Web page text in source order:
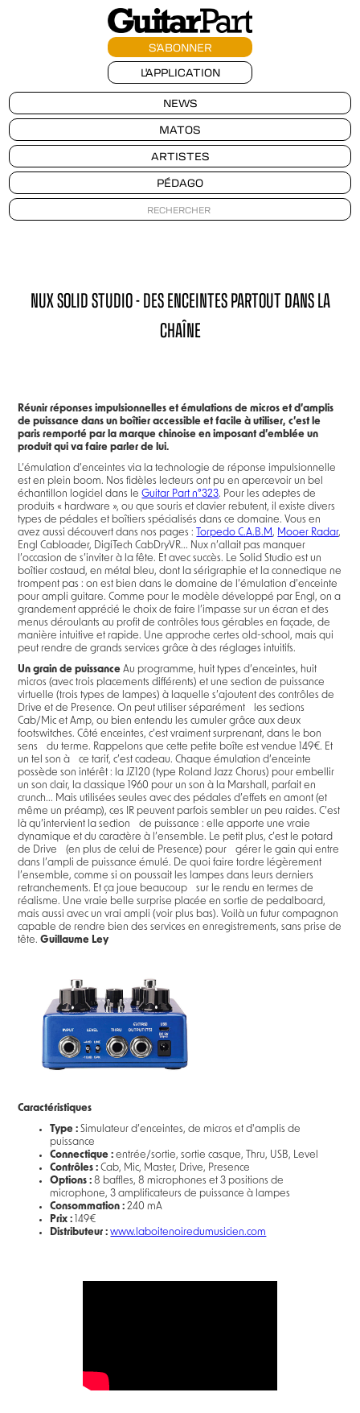
S'ABONNER
L'APPLICATION
NEWS
MATOS
ARTISTES
PÉDAGO
NUX SOLID STUDIO - DES ENCEINTES PARTOUT DANS LA
CHAÎNE
Réunir réponses impulsionnelles et émulations de micros et d’amplis
de puissance dans un boîtier accessible et facile à utiliser, c’est le
paris remporté par la marque chinoise en imposant d’emblée un
produit qui va faire parler de lui.
L’émulation d’enceintes via la technologie de réponse impulsionnelle
est en plein boom. Nos fidèles lecteurs ont pu en apercevoir un bel
échantillon logiciel dans leGuitar Part n°323. Pour les adeptes de
produits « hardware », ou que souris et clavier rebutent, il existe divers
types de pédales et boîtiers spécialisés dans ce domaine. Vous en
avez aussi découvert dans nos pages :
Torpedo C.A.B.M, Mooer Radar,
Engl Cabloader, DigiTech CabDryVR... Nux n’allait pas manquer
l’occasion de s’inviter à la fête. Et avec succès. Le Solid Studio est un
boîtier costaud, en métal bleu, dont la sérigraphie et la connectique ne
trompent pas : on est bien dans le domaine de l’émulation d’enceinte
pour ampli guitare. Comme pour le modèle développé par Engl, on a
grandement apprécié le choix de faire l’impasse sur un écran et des
menus déroulants au profit de contrôles tous gérables en façade, de
manière intuitive et rapide. Une approche certes old-school, mais qui
peut rendre de grands services grâce à des réglages intuitifs.
Un grain de puissance Au programme, huit types d’enceintes, huit
micros (avec trois placements différents) et une section de puissance
virtuelle (trois types de lampes) à laquelle s’ajoutent des contrôles de
Drive et de Presence. On peut utiliser séparément les sections
Cab/Mic et Amp, ou bien entendu les cumuler grâce aux deux
footswitches. Côté enceintes, c’est vraiment surprenant, dans le bon
sens du terme. Rappelons que cette petite boîte est vendue 149€. Et
un tel son à ce tarif, c’est cadeau. Chaque émulation d’enceinte
possède son intérêt : la JZ120 (type Roland Jazz Chorus) pour embellir
un son clair, la classique 1960 pour un son à la Marshall, parfait en
crunch... Mais utilisées seules avec des pédales d’effets en amont (et
même un préamp), ces IR peuvent parfois sembler un peu raides. C’est
là qu’intervient la section de puissance : elle apporte une vraie
dynamique et du caractère à l’ensemble. Le petit plus, c’est le potard
de Drive (en plus de celui de Presence) pour gérer le gain qui entre
dans l’ampli de puissance émulé. De quoi faire tordre légèrement
l’ensemble, comme si on poussait les lampes dans leurs derniers
retranchements. Et ça joue beaucoup sur le rendu en termes de
réalisme. Une vraie belle surprise placée en sortie de pedalboard,
mais aussi avec un vrai ampli (voir plus bas). Voilà un futur compagnon
capable de rendre bien des services en enregistrements, sans prise de
tête.Guillaume Ley
Caractéristiques
Type :Simulateur d’enceintes, de micros et d'amplis de
puissance
Connectique :entrée/sortie, sortie casque, Thru, USB, Level
Contrôles : Cab, Mic, Master, Drive, Presence
Options :8 baffles, 8 microphones et 3 positions de
microphone, 3 amplificateurs de puissance à lampes
Consommation : 240 mA
Prix : 149€
Distributeur :www.laboitenoiredumusicien.com